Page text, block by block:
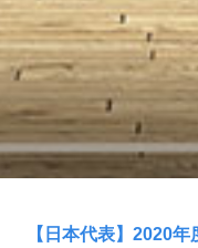
【日本代表】2020